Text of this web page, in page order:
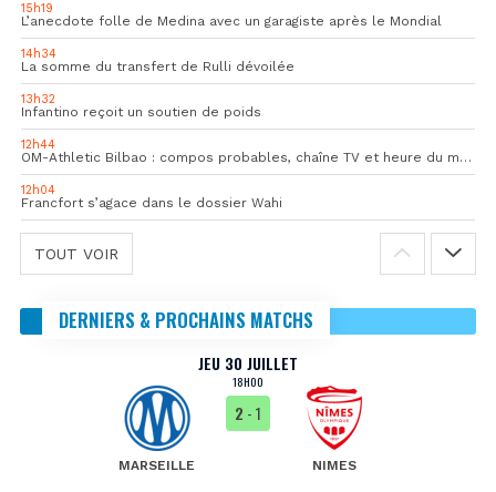
15h19
L’anecdote folle de Medina avec un garagiste après le Mondial
14h34
La somme du transfert de Rulli dévoilée
13h32
Infantino reçoit un soutien de poids
12h44
OM-Athletic Bilbao : compos probables, chaîne TV et heure du match
12h04
Francfort s’agace dans le dossier Wahi
TOUT VOIR
DERNIERS & PROCHAINS MATCHS
JEU 30 JUILLET
18H00
MARSEILLE
2 - 1
NIMES